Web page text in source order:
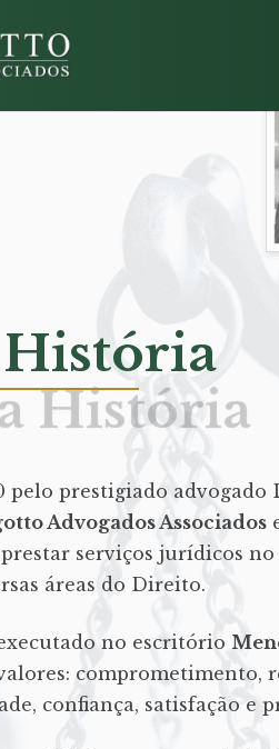
História
pelo prestigiado
Advogados Associados
serviços jurídicos
áreas do Direito.
no escritório
comprometimento,
confiança, satisfação e